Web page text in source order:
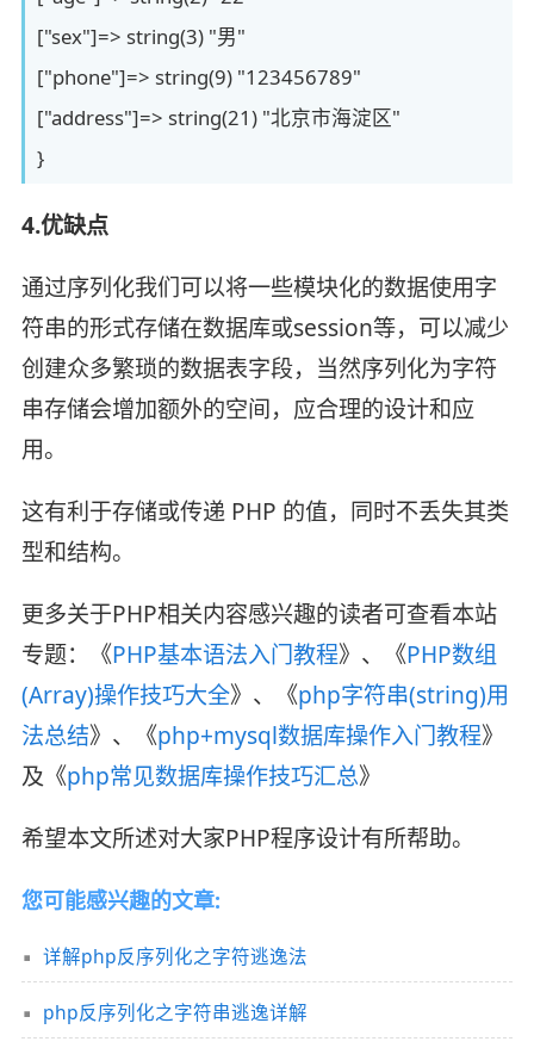
["sex"]=> string(3) "男"
["phone"]=> string(9) "123456789"
["address"]=> string(21) "北京市海淀区"
}
4.优缺点
通过序列化我们可以将一些模块化的数据使用字
符串的形式存储在数据库或session等，可以减少
创建众多繁琐的数据表字段，当然序列化为字符
串存储会增加额外的空间，应合理的设计和应
用。
这有利于存储或传递 PHP 的值，同时不丢失其类
型和结构。
更多关于PHP相关内容感兴趣的读者可查看本站
专题：《PHP基本语法入门教程》、《PHP数组
(Array)操作技巧大全》、《php字符串(string)用
法总结》、《php+mysql数据库操作入门教程》
及《php常见数据库操作技巧汇总》
希望本文所述对大家PHP程序设计有所帮助。
您可能感兴趣的文章:
详解php反序列化之字符逃逸法
php反序列化之字符串逃逸详解